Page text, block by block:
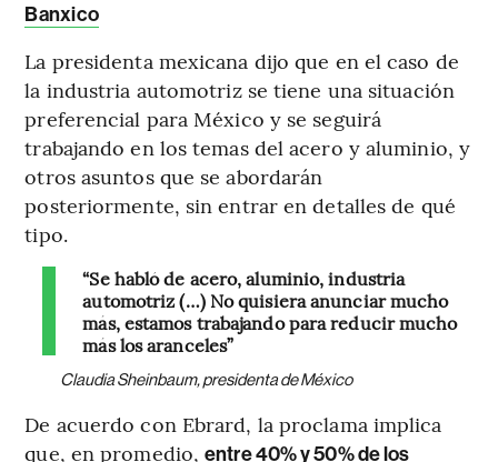
Banxico
La presidenta mexicana dijo que en el caso de
la industria automotriz se tiene una situación
preferencial para México y se seguirá
trabajando en los temas del acero y aluminio, y
otros asuntos que se abordarán
posteriormente, sin entrar en detalles de qué
tipo.
“Se habló de acero, aluminio, industria
automotriz (…) No quisiera anunciar mucho
más, estamos trabajando para reducir mucho
más los aranceles”
Claudia Sheinbaum, presidenta de México
De acuerdo con Ebrard, la proclama implica
que, en promedio, entre 40% y 50% de los